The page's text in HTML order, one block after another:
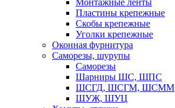
Пластины крепежные
Скобы крепежные
Уголки крепежные
Оконная фурнитура
Саморезы, шурупы
Саморезы
Шарниры ШС, ШПС
ШСГД, ШСГМ, ШСММ
ШУЖ, ШУЦ